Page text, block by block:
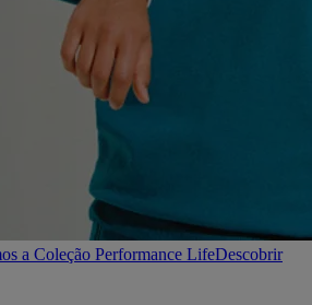
a Coleção Performance LifeDescobrir